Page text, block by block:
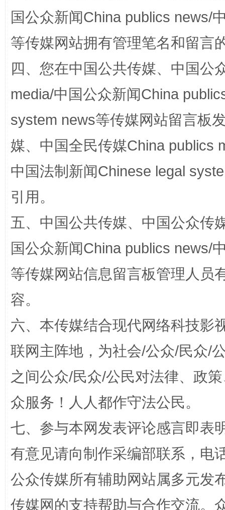
国家大学科技园优化重塑工作
扯下公款旅游的“隐身衣” 如何以
“蜀中异人”王建安的艺术幻境
国公众新闻China publics news/
等传媒网站拥有管理笔名和留言
四、您在中国公共传媒、中国公
media/中国公众新闻China
system news等传媒网站留言板
媒、中国全民传媒China publics
中国法制新闻Chinese legal
引用。
五、中国公共传媒、中国公众传
国公众新闻China publics news/
等传媒网站信息留言板管理人员
容。
六、本传媒结合现代网络科技影
联网主阵地，为社会/公众/民众/
之间公众/民众/公民对法律、政
众服务！人人都作守法公民。
七、参与本网发表评论感言即表
有意见请向制作采编部联系，电
公众传媒所有辅助网站属多元发
传媒网的支持帮助与合作交流。